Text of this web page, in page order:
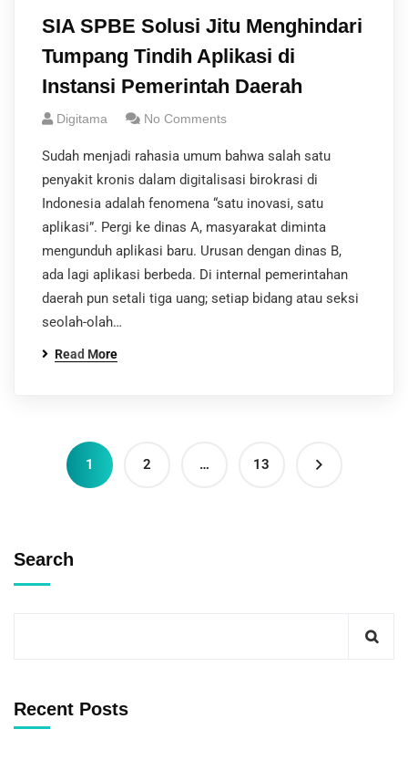
SIA SPBE Solusi Jitu Menghindari
Tumpang Tindih Aplikasi di
Instansi Pemerintah Daerah
Digitama No Comments
Sudah menjadi rahasia umum bahwa salah satu
penyakit kronis dalam digitalisasi birokrasi di
Indonesia adalah fenomena “satu inovasi, satu
aplikasi”. Pergi ke dinas A, masyarakat diminta
mengunduh aplikasi baru. Urusan dengan dinas B,
ada lagi aplikasi berbeda. Di internal pemerintahan
daerah pun setali tiga uang; setiap bidang atau seksi
seolah-olah…
Read More
1 2 … 13
Search
Recent Posts